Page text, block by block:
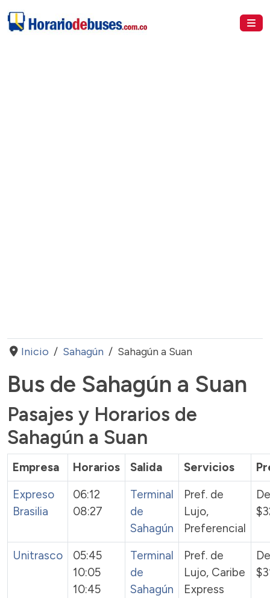
Inicio Sahagún Sahagún a Suan
Bus de Sahagún a Suan
Pasajes y Horarios de
Sahagún a Suan
Empresa Horarios Salida Servicios
Expreso
Brasilia
06:12
08:27
Terminal
de
Sahagún
Pref. de
Lujo,
Preferencial
Unitrasco
05:45
10:05
10:45
Terminal
de
Sahagún
Pref. de
Lujo, Caribe
Express